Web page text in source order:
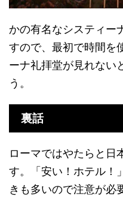
かの有名なシスティー
すので、最初で時間を
ーナ礼拝堂が見れない
う。
裏話
ローマではやたらと日
す。「安い！ホテル！
きも多いので注意が必